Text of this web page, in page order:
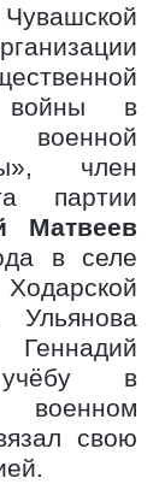
войны в
член
партии
Матвеев
в селе
учёбу в
свою